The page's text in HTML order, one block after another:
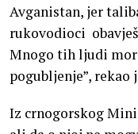
Avganistan, jer
rukovodioci
Mnogo tih ljudi
pogubljenje”,
Iz crnogorskog